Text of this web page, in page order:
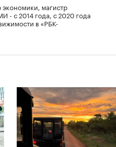
экономики, магистр
- с 2014 года, с 2020 года
в «РБК-